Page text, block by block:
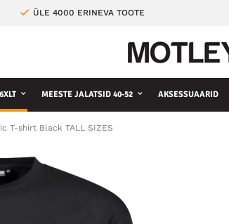
ÜLE 4000 ERINEVA TOOTE
MEESTE JALATSID 40-52 AKSESSUAARID
T-shirt Black TALL SIZES